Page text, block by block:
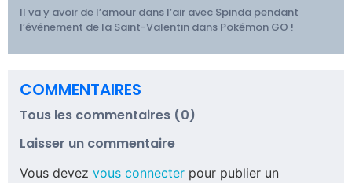
Il va y avoir de l’amour dans l’air avec Spinda pendant
l’événement de la Saint-Valentin dans Pokémon GO !
COMMENTAIRES
Tous les commentaires (0)
Laisser un commentaire
Vous devez vous connecter pour publier un